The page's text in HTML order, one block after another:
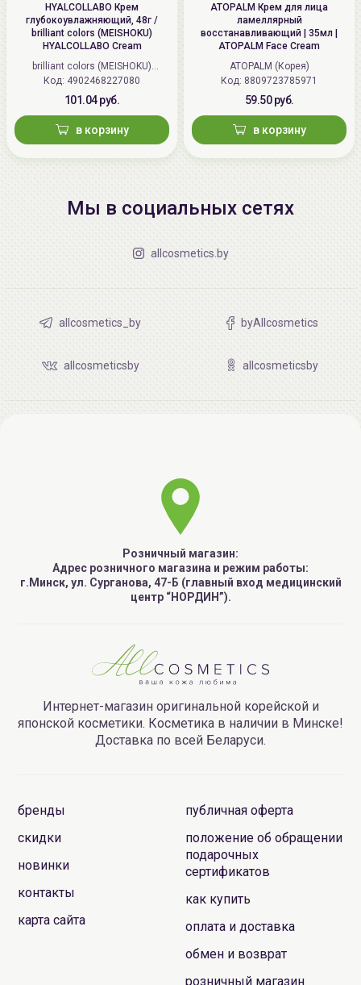
HYALCOLLABO Крем
глубокоувлажняющий, 48г /
brilliant colors (MEISHOKU)
HYALCOLLABO Cream
brilliant colors (MEISHOKU)
(Япония)
Код: 4902468227080
101.04 руб.
в корзину
ATOPALM Крем для лица
ламеллярный
восстанавливающий | 35мл |
ATOPALM Face Cream
ATOPALM (Корея)
Код: 8809723785971
59.50 руб.
в корзину
Мы в социальных сетях
allcosmetics.by
allcosmetics_by byAllcosmetics
allcosmeticsby allcosmeticsby
Розничный магазин:
Адрес розничного магазина и режим работы:
г.Минск, ул. Сурганова, 47-Б (главный вход медицинский
центр “НОРДИН”).
Интернет-магазин оригинальной корейской и
японской косметики. Косметика в наличии в Минске!
Доставка по всей Беларуси.
бренды
скидки
новинки
контакты
карта сайта
публичная оферта
положение об обращении
подарочных
сертификатов
как купить
оплата и доставка
обмен и возврат
розничный магазин